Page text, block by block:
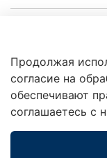
Клиентам
Это интересно
Продолжая
согласие на
обеспечивают
соглашаетесь с